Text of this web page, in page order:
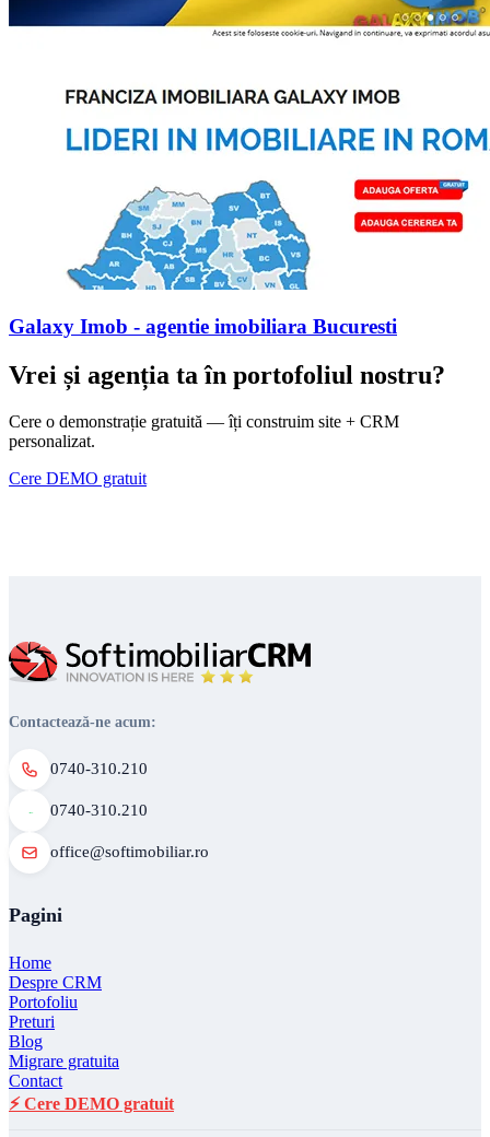
Galaxy Imob - agentie imobiliara Bucuresti
Vrei și agenția ta în portofoliul nostru?
Cere o demonstrație gratuită — îți construim site + CRM
personalizat.
Cere DEMO gratuit
Contactează-ne acum:
0740-310.210
0740-310.210
office@softimobiliar.ro
Pagini
Home
Despre CRM
Portofoliu
Preturi
Blog
Migrare gratuita
Contact
⚡ Cere DEMO gratuit